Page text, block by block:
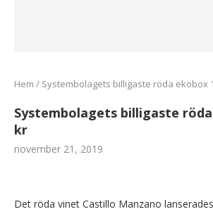
Hem / Systembolagets billigaste röda ekobox
Systembolagets billigaste
kr
november 21, 2019
Det röda vinet Castillo Manzano